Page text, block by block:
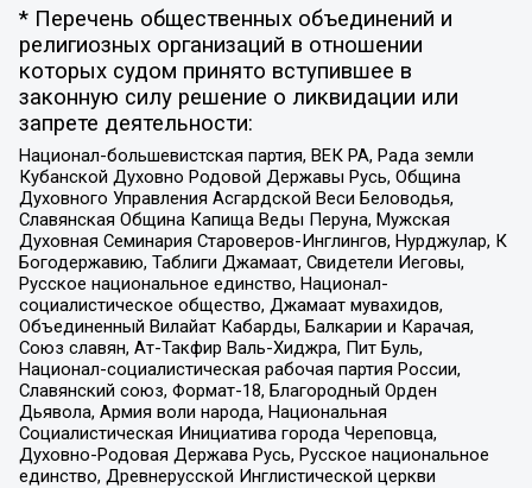
* Перечень общественных объединений и
религиозных организаций в отношении
которых судом принято вступившее в
законную силу решение о ликвидации или
запрете деятельности:
Национал-большевистская партия, ВЕК РА, Рада земли
Кубанской Духовно Родовой Державы Русь, Община
Духовного Управления Асгардской Веси Беловодья,
Славянская Община Капища Веды Перуна, Мужская
Духовная Семинария Староверов-Инглингов, Нурджулар, К
Богодержавию, Таблиги Джамаат, Свидетели Иеговы,
Русское национальное единство, Национал-
социалистическое общество, Джамаат мувахидов,
Объединенный Вилайат Кабарды, Балкарии и Карачая,
Союз славян, Ат-Такфир Валь-Хиджра, Пит Буль,
Национал-социалистическая рабочая партия России,
Славянский союз, Формат-18, Благородный Орден
Дьявола, Армия воли народа, Национальная
Социалистическая Инициатива города Череповца,
Духовно-Родовая Держава Русь, Русское национальное
единство, Древнерусской Инглистической церкви